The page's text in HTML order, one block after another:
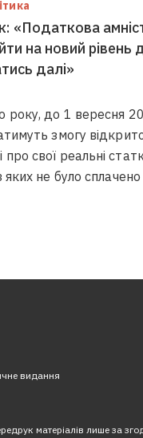
«Податкова
на новий рівень
далі»
року, до 1 вересня
змогу
свої реальні
яких не було сплачено
видання
матеріалів лише за